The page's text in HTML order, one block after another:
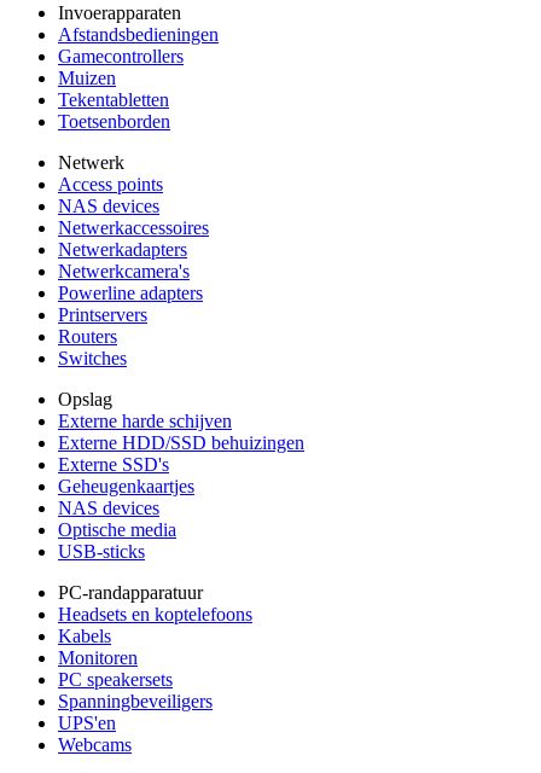
Invoerapparaten
Afstandsbedieningen
Gamecontrollers
Muizen
Tekentabletten
Toetsenborden
Netwerk
Access points
NAS devices
Netwerkaccessoires
Netwerkadapters
Netwerkcamera's
Powerline adapters
Printservers
Routers
Switches
Opslag
Externe harde schijven
Externe HDD/SSD behuizingen
Externe SSD's
Geheugenkaartjes
NAS devices
Optische media
USB-sticks
PC-randapparatuur
Headsets en koptelefoons
Kabels
Monitoren
PC speakersets
Spanningbeveiligers
UPS'en
Webcams